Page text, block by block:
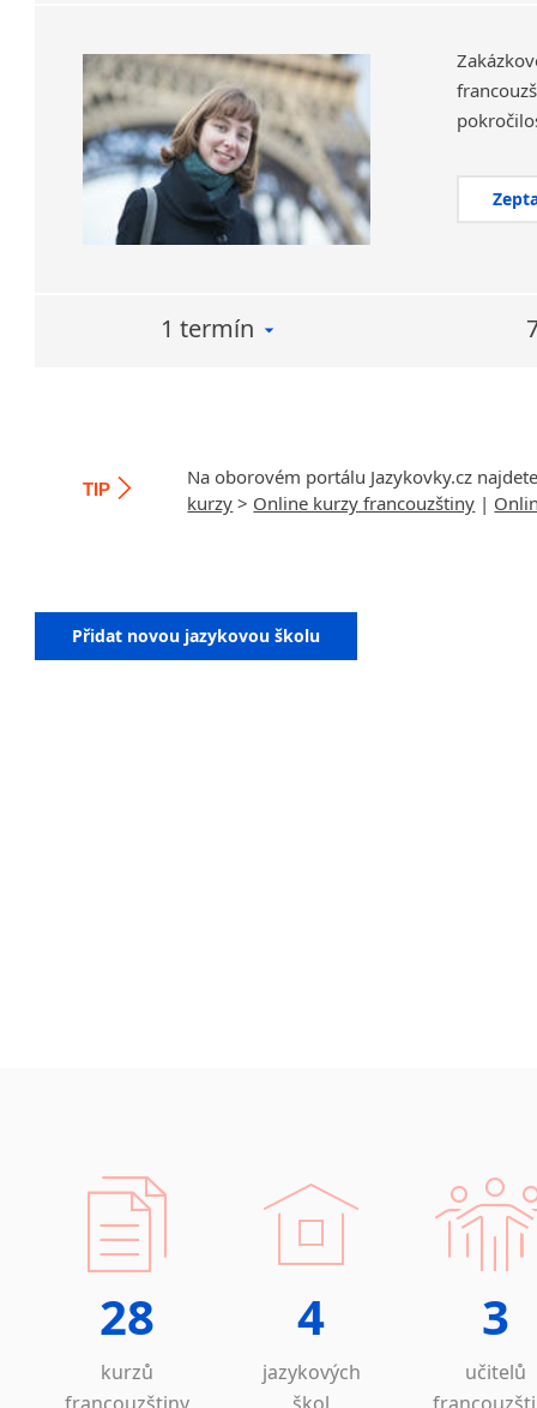
1 termín
TIP
Na oborovém portálu Jazykovky.cz
kurzy > Online kurzy francouzštiny |
Přidat novou jazykovou školu
28
kurzů
4
jazykových
3
učitelů